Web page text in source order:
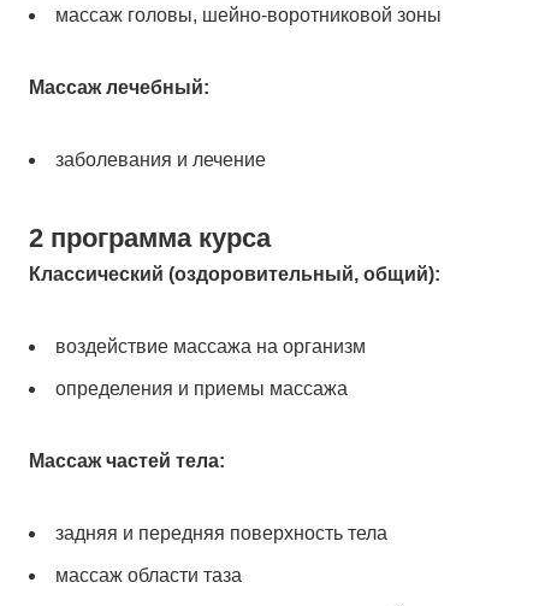
массаж головы, шейно-воротниковой зоны
Массаж лечебный:
заболевания и лечение
2 программа курса
Классический (оздоровительный, общий):
воздействие массажа на организм
определения и приемы массажа
Массаж частей тела:
задняя и передняя поверхность тела
массаж области таза